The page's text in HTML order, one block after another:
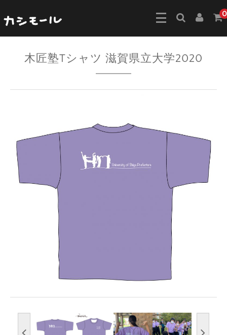
0
木匠塾Tシャツ 滋賀県立大学2020